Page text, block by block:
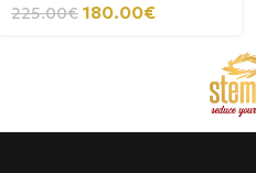
225.00€ 180.00€